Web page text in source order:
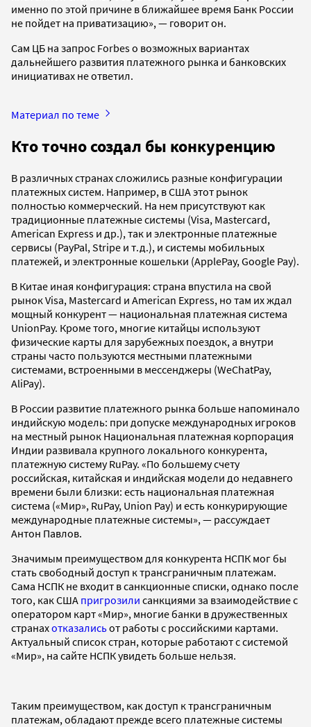
именно по этой причине в ближайшее время Банк России
не пойдет на приватизацию», — говорит он.
Сам ЦБ на запрос Forbes о возможных вариантах
дальнейшего развития платежного рынка и банковских
инициативах не ответил.
Материал по теме
Кто точно создал бы конкуренцию
В различных странах сложились разные конфигурации
платежных систем. Например, в США этот рынок
полностью коммерческий. На нем присутствуют как
традиционные платежные системы (Visa, Mastercard,
American Express и др.), так и электронные платежные
сервисы (PayPal, Stripe и т.д.), и системы мобильных
платежей, и электронные кошельки (ApplePay, Google Pay).
В Китае иная конфигурация: страна впустила на свой
рынок Visa, Mastercard и American Express, но там их ждал
мощный конкурент — национальная платежная система
UnionPay. Кроме того, многие китайцы используют
физические карты для зарубежных поездок, а внутри
страны часто пользуются местными платежными
системами, встроенными в мессенджеры (WeChatPay,
AliPay).
В России развитие платежного рынка больше напоминало
индийскую модель: при допуске международных игроков
на местный рынок Национальная платежная корпорация
Индии развивала крупного локального конкурента,
платежную систему RuPay. «По большему счету
российская, китайская и индийская модели до недавнего
времени были близки: есть национальная платежная
система («Мир», RuPay, Union Pay) и есть конкурирующие
международные платежные системы», — рассуждает
Антон Павлов.
Значимым преимуществом для конкурента НСПК мог бы
стать свободный доступ к трансграничным платежам.
Сама НСПК не входит в санкционные списки, однако после
того, как США пригрозили санкциями за взаимодействие с
оператором карт «Мир», многие банки в дружественных
странахотказалисьот работы с российскими картами.
Актуальный список стран, которые работают с системой
«Мир», на сайте НСПК увидеть больше нельзя.
Таким преимуществом, как доступ к трансграничным
платежам, обладают прежде всего платежные системы